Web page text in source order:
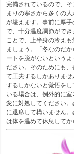
完備されているので、
まりの寒さから多くの
が堪えます。事前に厚
で、十分温度調節がで
ことで、上半身の冷え
ましょう。「冬なのだ
ートを脱がないという
ださい。そのためにも
て工夫するしかありま
するしかないと覚悟を
いる場合は、例外的に
変に対処してください
に退席して構いません
は体を温めて休息して